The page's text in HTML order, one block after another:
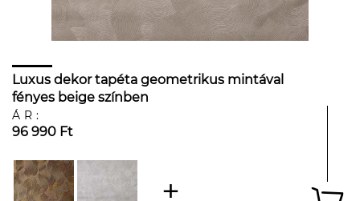
Luxus dekor tapéta geometrikus mintával
fényes beige színben
ÁR:
96 990 Ft